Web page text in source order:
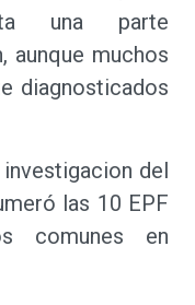
una parte
aunque muchos
diagnosticados
del
las 10 EPF
comunes en